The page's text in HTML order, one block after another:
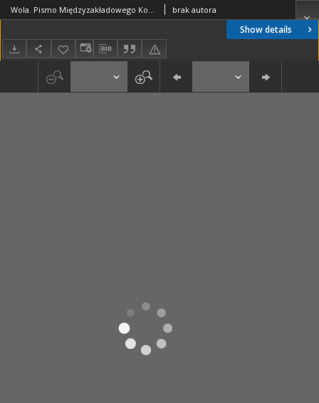
Show details
Wola. Pismo Międzyzakładowego Komitetu Koordynacyjnego, nr 39(205) brak autora